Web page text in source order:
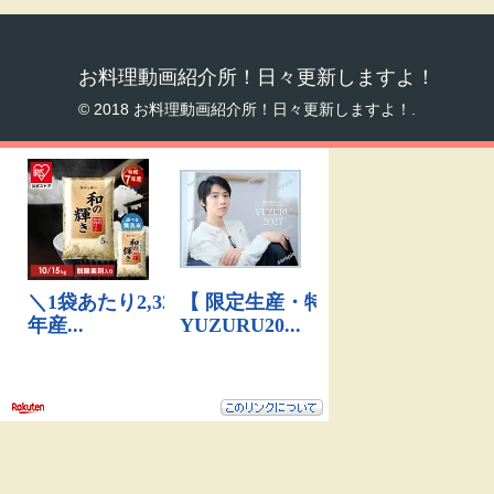
お料理動画紹介所！日々更新しますよ！
© 2018 お料理動画紹介所！日々更新しますよ！.